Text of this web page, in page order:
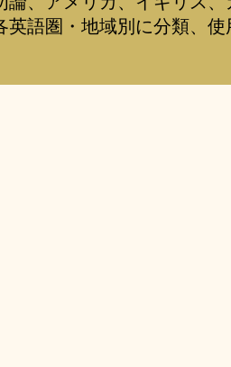
語圏・地域別に分類、